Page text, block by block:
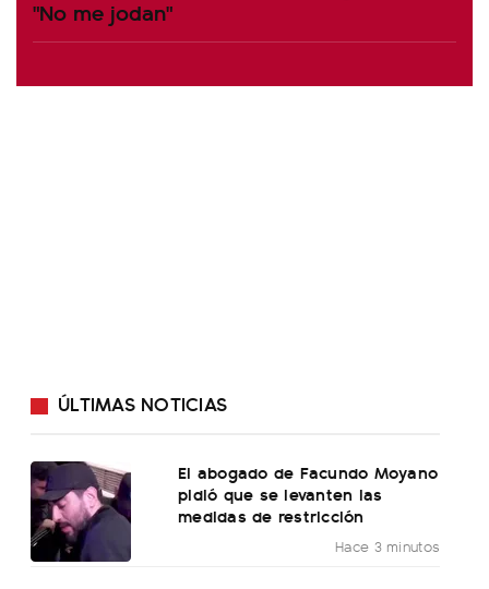
"No me jodan"
ÚLTIMAS NOTICIAS
El abogado de Facundo Moyano
pidió que se levanten las
medidas de restricción
Hace 3 minutos